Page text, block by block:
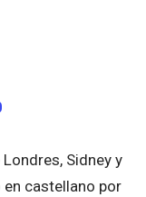
Sidney y
en castellano por